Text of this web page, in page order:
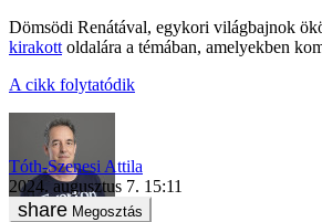
Dömsödi Renátával, egykori világbajnok
kirakott oldalára a témában, amelyekben
A cikk folytatódik
Tóth-Szenesi Attila
2024. augusztus 7. 15:11
Megosztás